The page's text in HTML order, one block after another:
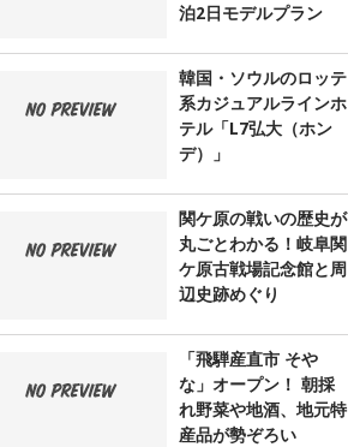
泊2日モデルプラン
韓国・ソウルのロッテ
系カジュアルラインホ
テル「L7弘大（ホン
デ）」
関ケ原の戦いの歴史が
丸ごとわかる！岐阜関
ケ原古戦場記念館と周
辺史跡めぐり
「飛騨産直市 そや
な」オープン！ 朝採
れ野菜や地酒、地元特
産品が勢ぞろい